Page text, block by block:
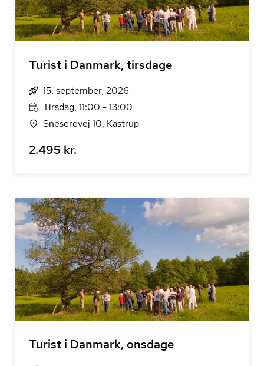
Turist i Danmark, tirsdage
15. september, 2026
Tirsdag, 11:00 - 13:00
Sneserevej 10, Kastrup
2.495 kr.
Turist i Danmark, onsdage